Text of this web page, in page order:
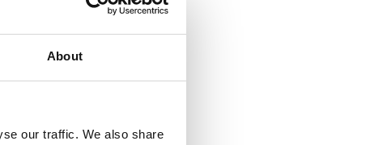
About
our traffic. We also share